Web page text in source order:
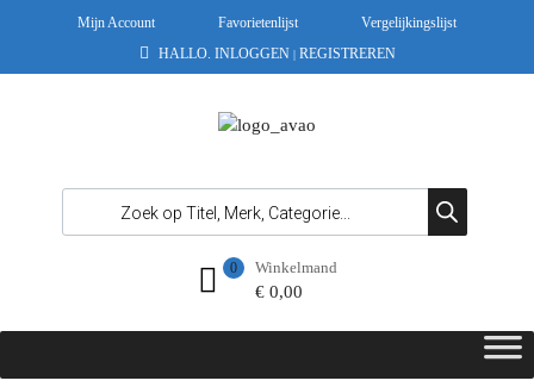
Mijn Account Favorietenlijst
Vergelijkingslijst
HALLO. INLOGGEN | REGISTREREN
Winkelmand
€0,00
0